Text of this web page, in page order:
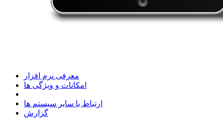
معرفی نرم افزار
امکانات و ویژگی ها
ارتباط با سایر سیستم ها
گزارش